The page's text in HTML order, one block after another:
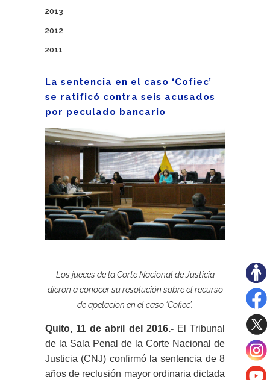
2013
2012
2011
La sentencia en el caso ‘Cofiec’
se ratificó contra seis acusados
por peculado bancario
Los jueces de la Corte Nacional de Justicia
dieron a conocer su resolución sobre el recurso
de apelacion en el caso ‘Cofiec’.
Quito, 11 de abril del 2016.- El Tribunal
de la Sala Penal de la Corte Nacional de
Justicia (CNJ) confirmó la sentencia de 8
años de reclusión mayor ordinaria dictada